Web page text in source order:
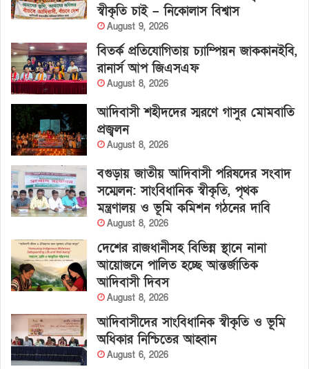
স্বীকৃতি চাই – নিকোলাস বিশ্বাস
August 9, 2026
বিতর্ক প্রতিযোগিতায় চ্যাম্পিয়ন জাককানইবি,
রানার্স আপ জিএসএফ
August 8, 2026
আদিবাসী শহীদদের স্মরণে গাসুর মোমবাতি
প্রজ্বলন
August 8, 2026
বগুড়ায় জাতীয় আদিবাসী পরিষদের সংবাদ
সম্মেলন: সাংবিধানিক স্বীকৃতি, পৃথক
মন্ত্রণালয় ও ভূমি কমিশন গঠনের দাবি
August 8, 2026
দেশের রাজধানীসহ বিভিন্ন স্থানে নানা
আয়োজনে পালিত হচ্ছে আন্তর্জাতিক
আদিবাসী দিবস
August 8, 2026
আদিবাসীদের সাংবিধানিক স্বীকৃতি ও ভূমি
অধিকার নিশ্চিতের আহ্বান
August 6, 2026